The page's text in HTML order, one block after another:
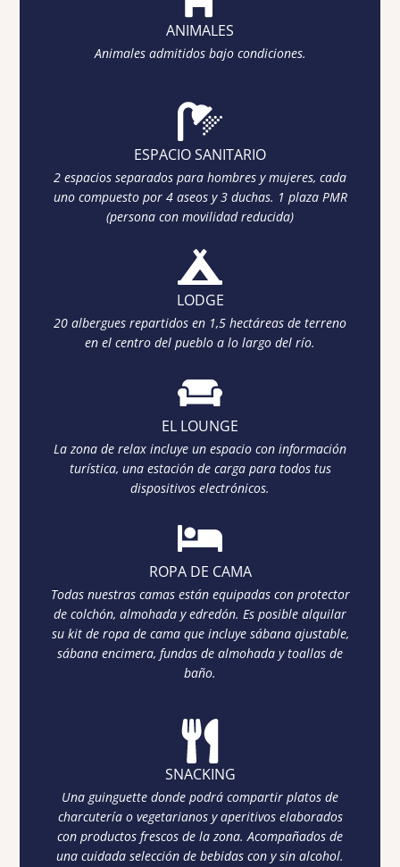
ANIMALES
Animales admitidos bajo condiciones.
ESPACIO SANITARIO
2 espacios separados para hombres y mujeres, cada
uno compuesto por 4 aseos y 3 duchas. 1 plaza PMR
(persona con movilidad reducida)
LODGE
20 albergues repartidos en 1,5 hectáreas de terreno
en el centro del pueblo a lo largo del río.
EL LOUNGE
La zona de relax incluye un espacio con información
turística, una estación de carga para todos tus
dispositivos electrónicos.
ROPA DE CAMA
Todas nuestras camas están equipadas con protector
de colchón, almohada y edredón. Es posible alquilar
su kit de ropa de cama que incluye sábana ajustable,
sábana encimera, fundas de almohada y toallas de
baño.
SNACKING
Una guinguette donde podrá compartir platos de
charcutería o vegetarianos y aperitivos elaborados
con productos frescos de la zona. Acompañados de
una cuidada selección de bebidas con y sin alcohol.